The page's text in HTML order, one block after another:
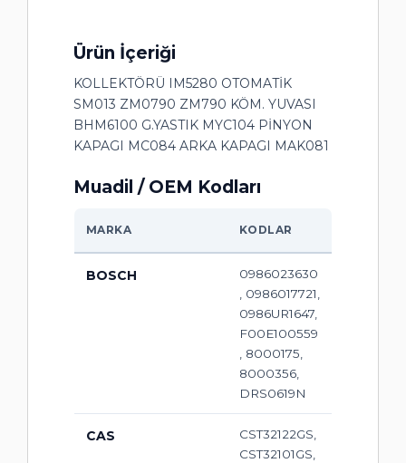
Ürün İçeriği
KOLLEKTÖRÜ IM5280 OTOMATİK
SM013 ZM0790 ZM790 KÖM. YUVASI
BHM6100 G.YASTIK MYC104 PİNYON
KAPAGI MC084 ARKA KAPAGI MAK081
Muadil / OEM Kodları
MARKA KODLAR
BOSCH
0986023630
, 0986017721,
0986UR1647,
F00E100559
, 8000175,
8000356,
DRS0619N
CAS
CST32122GS,
CST32101GS,